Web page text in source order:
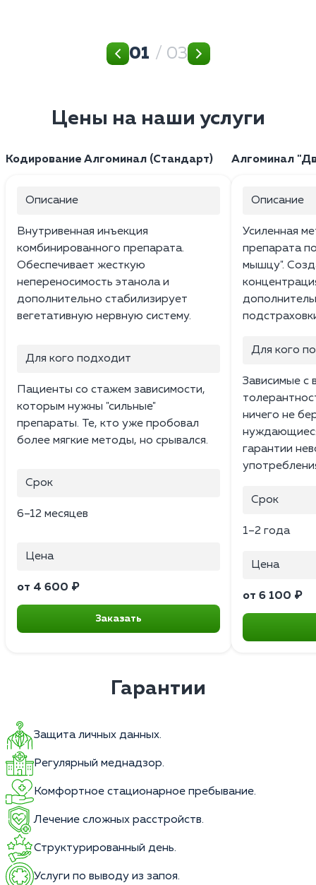
01 / 03
Цены на наши услуги
Кодирование Алгоминал (Стандарт)
Описание
Внутривенная инъекция
комбинированного препарата.
Обеспечивает жесткую
непереносимость этанола и
дополнительно стабилизирует
вегетативную нервную систему.
Для кого подходит
Пациенты со стажем зависимости,
которым нужны "сильные"
препараты. Те, кто уже пробовал
более мягкие методы, но срывался.
Срок
6–12 месяцев
Цена
от 4 600 ₽
Заказать
Алгоминал
Описание
Усиленная
препарата
мышцу".
Для кого
Зависимые с
ничего не
гарантии
Срок
1–2 года
Цена
от 6 100 ₽
Гарантии
Защита личных данных.
Регулярный меднадзор.
Комфортное стационарное пребывание.
Лечение сложных расстройств.
Структурированный день.
Услуги по выводу из запоя.